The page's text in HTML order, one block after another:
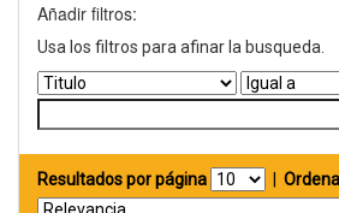
Añadir filtros:
Usa los filtros para afinar la busqueda.
Resultados por página